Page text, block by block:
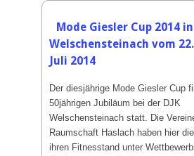
Haslach
Mode Giesler Cup 2014 in
Welschensteinach vom
Juli 2014
Der diesjährige Mode Giesler Cup
50jährigen Jubiläum bei der DJK
Welschensteinach statt. Die
Raumschaft Haslach haben hier
ihren Fitnesstand unter